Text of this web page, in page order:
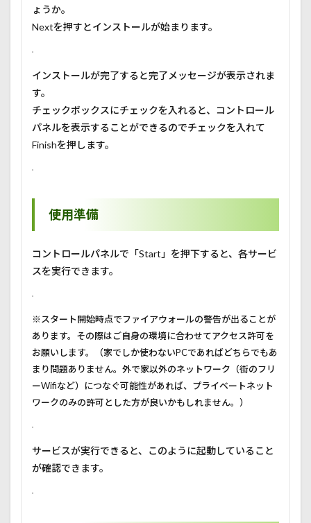
ょうか。
Nextを押すとインストールが始まります。
インストールが完了すると完了メッセージが表示されま
す。
チェックボックスにチェックを入れると、コントロール
パネルを表示することができるのでチェックを入れて
Finishを押します。
使用準備
コントロールパネルで「Start」を押下すると、各サービ
スを実行できます。
※スタート開始時点でファイアウォールの警告が出ることが
あります。その際はご自身の環境に合わせてアクセス許可を
お願いします。（家でしか使わないPCであればどちらでもあ
まり問題ありません。外で家以外のネットワーク（街のフリ
ーWifiなど）につなぐ可能性があれば、プライベートネット
ワークのみの許可とした方が良いかもしれません。）
サービスが実行できると、このように起動していること
が確認できます。